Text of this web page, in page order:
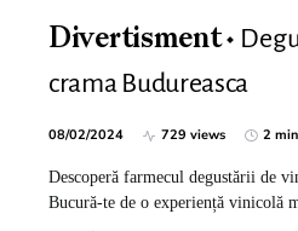
Divertisment
crama Budureasca
08/02/2024 729 views 2
Descoperă farmecul degustării de
Bucură-te de o experiență vinicolă